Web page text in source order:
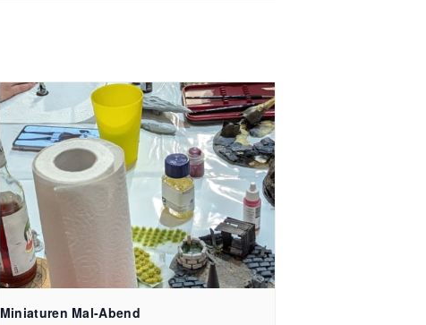
Miniaturen Mal-Abend